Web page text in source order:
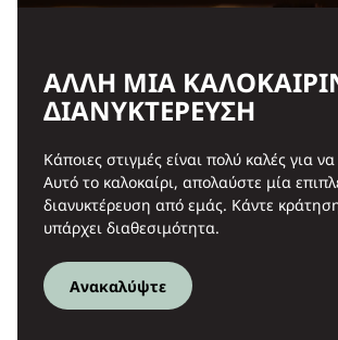
ΆΛΛΗ ΜΊΑ
ΔΙΑΝΥΚΤΈΡΕΥΣΗ
Κάποιες στιγμές είναι πολύ καλές για
Αυτό το καλοκαίρι, απολαύστε μία
διανυκτέρευση από εμάς. Κάντε
υπάρχει διαθεσιμότητα.
Ανακαλύψτε